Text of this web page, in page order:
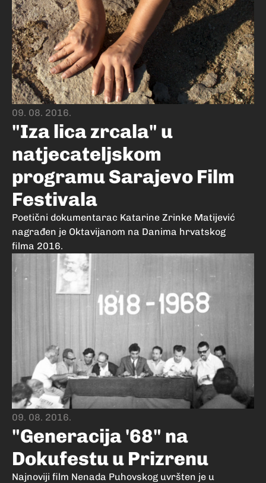
09. 08. 2016.
"Iza lica zrcala" u
natjecateljskom
programu Sarajevo Film
Festivala
Poetični dokumentarac Katarine Zrinke Matijević
nagrađen je Oktavijanom na Danima hrvatskog
filma 2016.
09. 08. 2016.
"Generacija '68" na
Dokufestu u Prizrenu
Najnoviji film Nenada Puhovskog uvršten je u